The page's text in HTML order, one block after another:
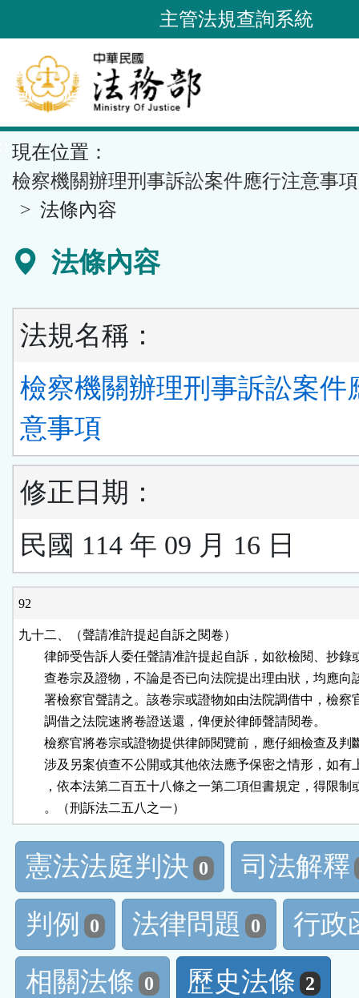
到
要
內
容
區
塊
主管法規查詢系統
現在位置：
檢察機關辦理刑事訴訟案件應行注意事項
法條內容
法條內容
法規名稱：
檢察機關辦理刑事訴訟案件
意事項
修正日期：
民國 114 年 09 月 16 日
92
九十二、（聲請准許提起自訴之閱卷）
律師受告訴人委任聲請准許提起自訴，如欲檢閱、抄錄
查卷宗及證物，不論是否已向法院提出理由狀，均應向
署檢察官聲請之。該卷宗或證物如由法院調借中，檢察
        調借之法院速將卷證送還，俾便於律師聲請閱卷。
檢察官將卷宗或證物提供律師閱覽前，應仔細檢查及判
涉及另案偵查不公開或其他依法應予保密之情形，如有
，依本法第二百五十八條之一第二項但書規定，得限制
        。（刑訴法二五八之一）
憲法法庭判決 0
司法解釋
判例
0 法律問題 0
行政
相關法條 0 歷史法條 2